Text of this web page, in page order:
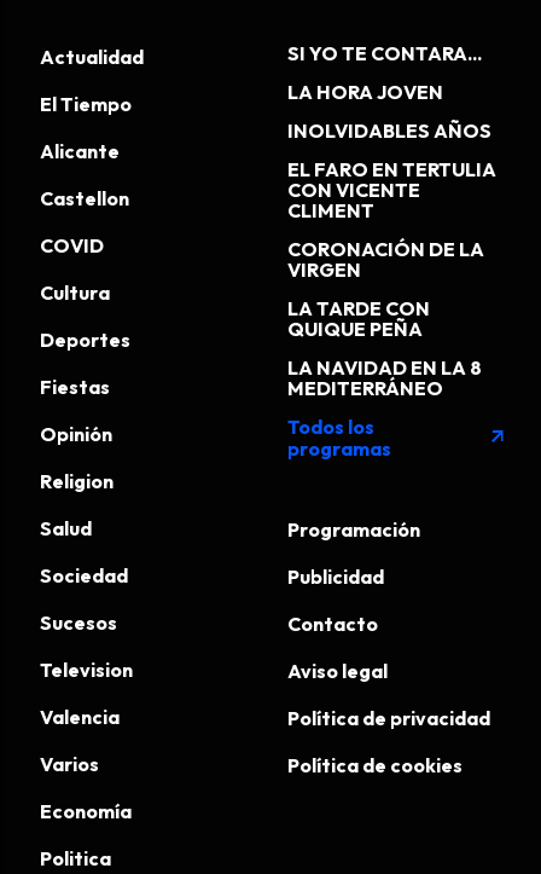
Actualidad
El Tiempo
Alicante
Castellon
COVID
Cultura
Deportes
Fiestas
Opinión
Religion
Salud
Sociedad
Sucesos
Television
Valencia
Varios
Economía
Politica
SI YO TE CONTARA...
LA HORA JOVEN
INOLVIDABLES AÑOS
EL FARO EN TERTULIA
CON VICENTE
CLIMENT
CORONACIÓN DE LA
VIRGEN
LA TARDE CON
QUIQUE PEÑA
LA NAVIDAD EN LA 8
MEDITERRÁNEO
Todos los
programas
arrow_outward
Programación
Publicidad
Contacto
Aviso legal
Política de privacidad
Política de cookies